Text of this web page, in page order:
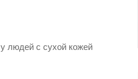
людей с сухой кожей